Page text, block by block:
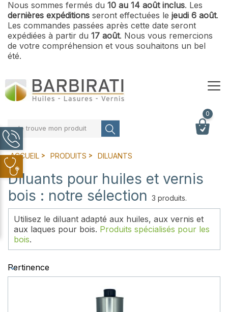
Nous sommes fermés du 10 au 14 août inclus. Les
dernières expéditions seront effectuées le jeudi 6 août.
Les commandes passées après cette date seront
expédiées à partir du 17 août. Nous vous remercions
de votre compréhension et vous souhaitons un bel
été.
Je trouve mon produit
0
ACCUEIL PRODUITS DILUANTS
Diluants pour huiles et vernis
bois : notre sélection 3 produits.
Utilisez le diluant adapté aux huiles, aux vernis et
aux laques pour bois. Produits spécialisés pour les
bois.
Pertinence